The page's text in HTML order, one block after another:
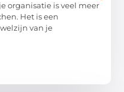
organisatie is veel meer
Het is een
van je